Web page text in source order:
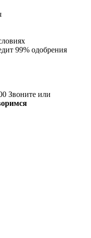
99% одобрения
Звоните или